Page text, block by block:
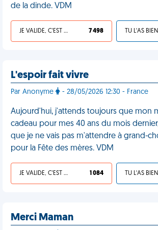
de la dinde. VDM
JE VALIDE, C'EST UNE VDM 7 498
L'espoir fait vivre
Par Anonyme - 28/05/2026 12:30 - France
Aujourd'hui, j'attends toujours que mon
cadeau pour mes 40 ans du mois
que je ne vais pas m'attendre à grand-
pour la Fête des mères. VDM
JE VALIDE, C'EST UNE VDM 1 084
Merci Maman